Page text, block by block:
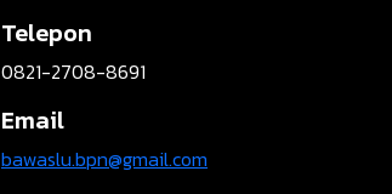
Telepon
0821-2708-8691
Email
bawaslu.bpn@gmail.com